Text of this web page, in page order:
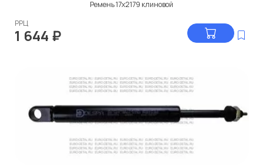
Ремень 17x2179 клиновой
РРЦ
1 644 ₽